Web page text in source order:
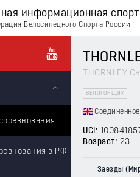
информационная
Велосипедного Спорта России
в РФ
THORNLEY
ВЕЛОГОНЩИК
UCI:
Возраст: 23
Заезды